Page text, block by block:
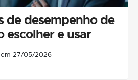
de desempenho de
escolher e usar
em 27/05/2026